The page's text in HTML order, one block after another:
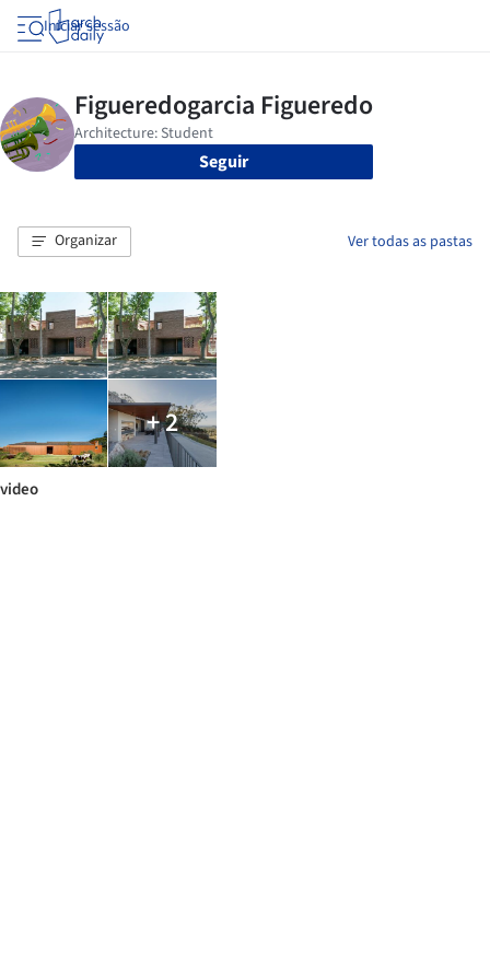
Iniciar sessão
Seguir
Organizar Ver todas as pastas
+ 2
video